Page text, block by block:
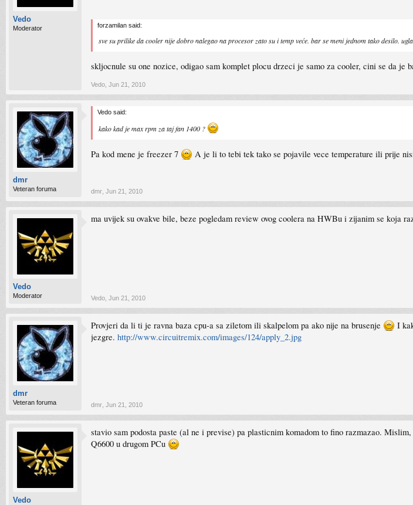
Vedo
Moderator forzamilan said:
sve su prilike da cooler nije dobro nalegao na procesor zato su i temp veće. bar se meni jednom tako desilo.
skljocnule su one nozice, odigao sam komplet plocu drzeci je samo za cooler, cini se da je
Vedo Jun 21, 2010
dmr
Veteran foruma
Vedo said:
kako kad je max rpm za taj fan 1400 ?
Pa kod mene je freezer 7 A je li to tebi tek tako se pojavile vece temperature ili prije
dmr Jun 21, 2010
Vedo
Moderator
ma uvijek su ovakve bile, beze pogledam review ovog coolera na HWBu i zijanim se koja
Vedo Jun 21, 2010
dmr
Veteran foruma
Provjeri da li ti je ravna baza cpu-a sa ziletom ili skalpelom pa ako nije na brusenje
I
jezgre. http://www.circuitremix.com/images/124/apply_2.jpg
dmr Jun 21, 2010
Vedo
stavio sam podosta paste (al ne i previse) pa plasticnim komadom to fino razmazao.
Q6600 u drugom PCu